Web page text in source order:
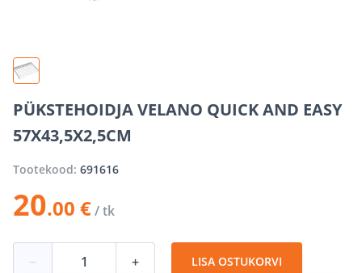
PÜKSTEHOIDJA VELANO QUICK AND EASY
57X43,5X2,5CM
Tootekood: 691616
20.00 €/ tk
− + LISA OSTUKORVI